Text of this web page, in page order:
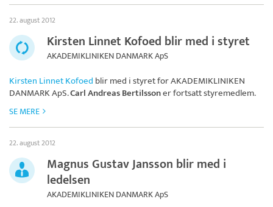
22. august 2012
Kirsten Linnet Kofoed blir med i styret
AKADEMIKLINIKEN DANMARK ApS
Kirsten Linnet Kofoed blir med i styret forAKADEMIKLINIKEN
DANMARK ApS.Carl Andreas Bertilssoner fortsatt styremedlem.
SE MERE
22. august 2012
Magnus Gustav Jansson blir med i
ledelsen
AKADEMIKLINIKEN DANMARK ApS